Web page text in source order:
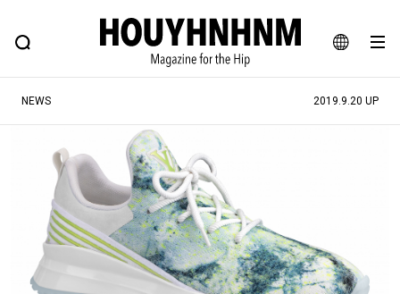
JA
EN
FEATURE BLOG SNAP
ヒップなファッション、カルチャー、ライフスタイルWEBマガジン
#注目のタグ
#SHOPPING ADDICT #憧れの逸品
#ESSENTIAL DESIGNS #古着サミット
#NEW VINTAGE #マイナーグッド図鑑
#MONTHLY JOURNAL
NEWS 2019.9.20 UP